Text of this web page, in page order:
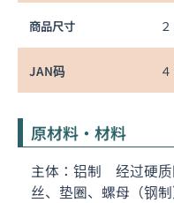
商品尺寸
JAN码
原材料・材料
主体：铝制 经过硬质
丝、垫圈、螺母（钢制